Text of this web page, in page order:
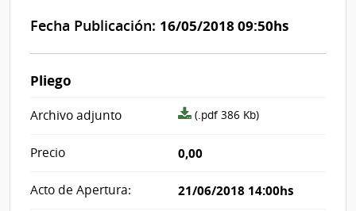
Fecha Publicación: 16/05/2018 09:50hs
Pliego
Archivo adjunto
archivo
(.pdf 386 Kb)
Precio 0,00
Acto de Apertura: 21/06/2018 14:00hs